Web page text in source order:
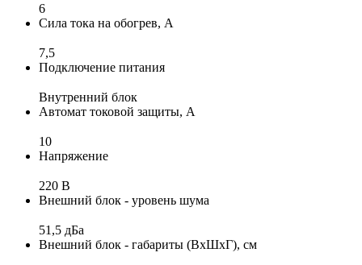
6
Сила тока на обогрев, А
7,5
Подключение питания
Внутренний блок
Автомат токовой защиты, А
10
Напряжение
220 В
Внешний блок - уровень шума
51,5 дБа
Внешний блок - габариты (ВхШхГ), см